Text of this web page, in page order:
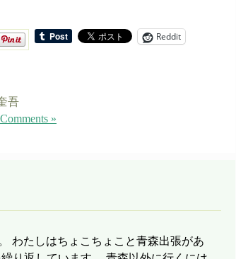
Reddit
吾
»
わたしはちょこちょこと青森出張があ